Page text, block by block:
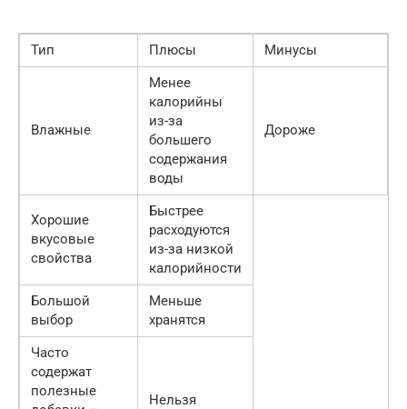
Тип Плюсы Минусы
Влажные
Менее
калорийны
из-за
большего
содержания
воды
Дороже
Хорошие
вкусовые
свойства
Быстрее
расходуются
из-за низкой
калорийности
Большой
выбор
Меньше
хранятся
Часто
содержат
полезные
Нельзя